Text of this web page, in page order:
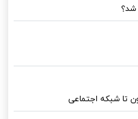
شد؟
تا شبکه اجتماعی